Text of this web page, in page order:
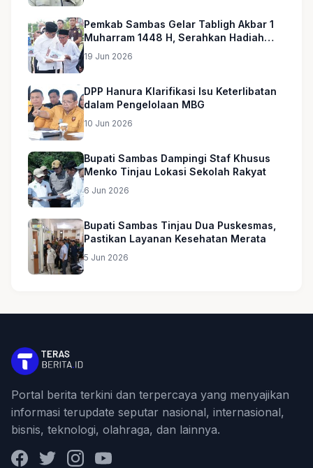
Pemkab Sambas Gelar Tabligh Akbar 1
Muharram 1448 H, Serahkan Hadiah
Umroh untuk Guru Ngaji dan Imam
19 Jun 2026
DPP Hanura Klarifikasi Isu Keterlibatan
dalam Pengelolaan MBG
10 Jun 2026
Bupati Sambas Dampingi Staf Khusus
Menko Tinjau Lokasi Sekolah Rakyat
6 Jun 2026
Bupati Sambas Tinjau Dua Puskesmas,
Pastikan Layanan Kesehatan Merata
5 Jun 2026
Portal berita terkini dan terpercaya yang menyajikan
informasi terupdate seputar nasional, internasional,
bisnis, teknologi, olahraga, dan lainnya.
FacebookTwitterInstagramYouTube